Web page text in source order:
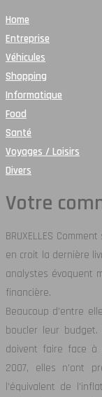
Home
Entreprise
Véhicules
Shopping
Informatique
Food
Santé
Voyages / Loisirs
Divers
Votre
BRUXELLES
en croit la dernière
analystes évoquent
financière.
Beaucoup d’entre
boucler leur
doivent faire face à
2007, elles n’ont
l’équivalent de